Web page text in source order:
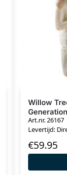
Willow
Art.nr. 26167
Levertijd:
€59.95